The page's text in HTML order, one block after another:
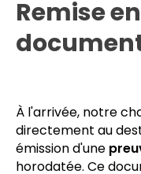
approche garantit
sécurisation